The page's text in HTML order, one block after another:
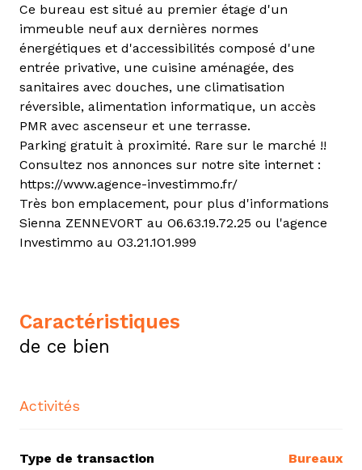
Ce bureau est situé au premier étage d'un
immeuble neuf aux dernières normes
énergétiques et d'accessibilités composé d'une
entrée privative, une cuisine aménagée, des
sanitaires avec douches, une climatisation
réversible, alimentation informatique, un accès
PMR avec ascenseur et une terrasse.
Parking gratuit à proximité. Rare sur le marché !!
Consultez nos annonces sur notre site internet :
https://www.agence-investimmo.fr/
Très bon emplacement, pour plus d'informations
Sienna ZENNEVORT au O6.63.19.72.25 ou l'agence
Investimmo au O3.21.1O1.999
caractéristiques
de ce bien
Activités
Type de transaction Bureaux